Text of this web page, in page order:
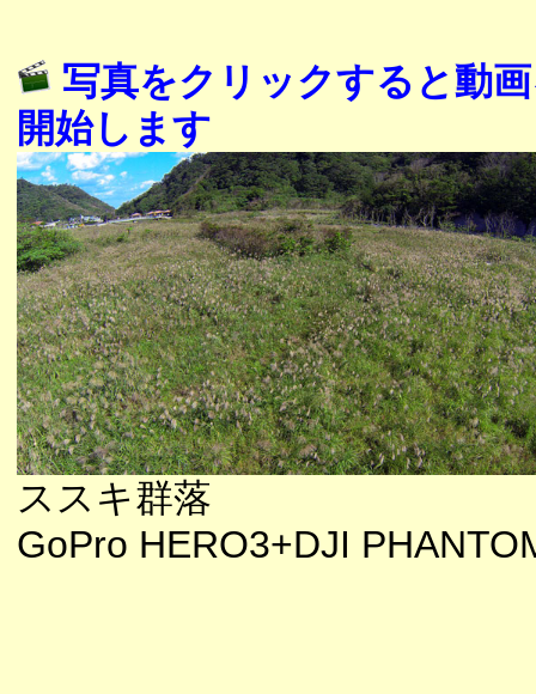
写真をクリックすると動
開始します
ススキ群落
GoPro HERO3+DJI